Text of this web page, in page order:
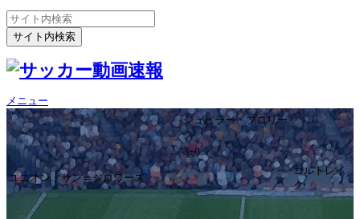
メニュー
ジュピラー・プロリー
グ
3ｰ0
ユニオン・サン＝ジロワーズ
コルトレイ
ク